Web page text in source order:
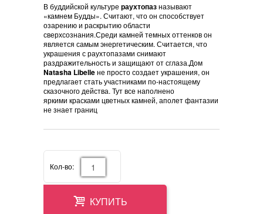
В буддийской культуре раухтопазназывают
«камнем Будды». Считают, что он способствует
озарению и раскрытию области
сверхсознания.Среди камней темных оттенков он
является самым энергетическим. Считается, что
украшения с раухтопазами снимают
раздражительность и защищают от сглаза.Дом
Natasha Libelleне просто создает украшения, он
предлагает стать участниками по-настоящему
сказочного действа. Тут все наполнено
яркими красками цветных камней, аполет фантазии
не знает границ
Кол-во:
КУПИТЬ